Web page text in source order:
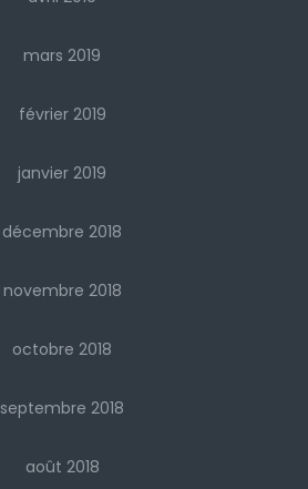
mars 2019
février 2019
janvier 2019
décembre 2018
novembre 2018
octobre 2018
septembre 2018
août 2018